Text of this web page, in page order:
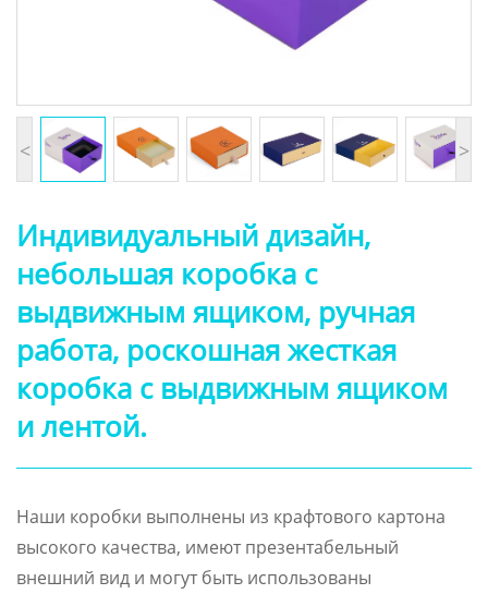
< >
Индивидуальный дизайн,
небольшая коробка с
выдвижным ящиком, ручная
работа, роскошная жесткая
коробка с выдвижным ящиком
и лентой.
Наши коробки выполнены из крафтового картона
высокого качества, имеют презентабельный
внешний вид и могут быть использованы